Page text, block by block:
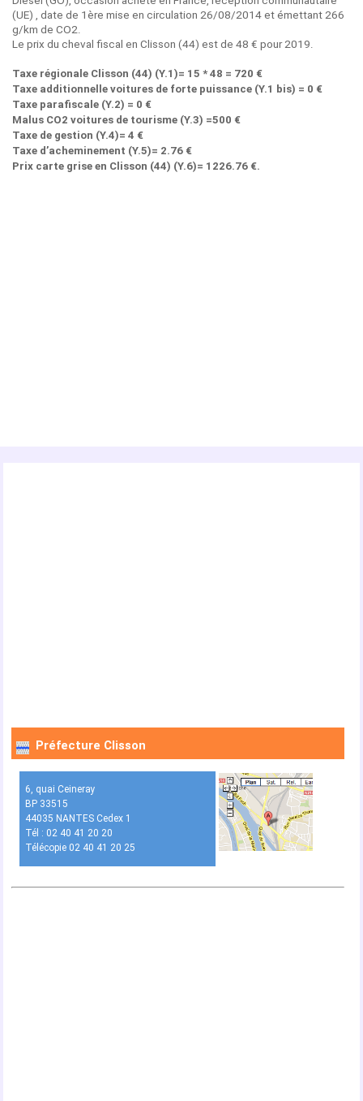
(UE) , date de 1ère mise en circulation 26/08/2014 et émettant 266
g/km de CO2.
Le prix du cheval fiscal en Clisson (44) est de 48 € pour 2019.
Taxe régionale Clisson (44) (Y.1)= 15 * 48 = 720 €
Taxe additionnelle voitures de forte puissance (Y.1 bis) = 0 €
Taxe parafiscale (Y.2) = 0 €
Malus CO2 voitures de tourisme (Y.3) =500 €
Taxe de gestion (Y.4)= 4 €
Taxe d’acheminement (Y.5)= 2.76 €
Prix carte grise en Clisson (44) (Y.6)= 1226.76 €.
Préfecture Clisson
6, quai Ceineray
BP 33515
44035 NANTES Cedex 1
Tél : 02 40 41 20 20
Télécopie 02 40 41 20 25